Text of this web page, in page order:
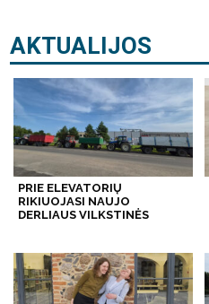
AKTUALIJOS
PRIE ELEVATORIŲ
RIKIUOJASI NAUJO
DERLIAUS VILKSTINĖS